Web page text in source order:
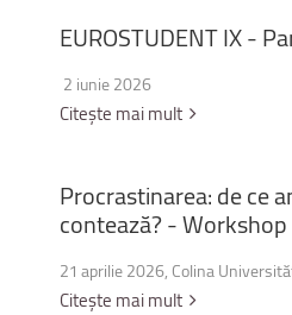
EUROSTUDENTIX-
2 iunie 2026
Citește mai mult
Procrastinarea:dece
contează?-Workshop
21 aprilie 2026, Colina
Citește mai mult